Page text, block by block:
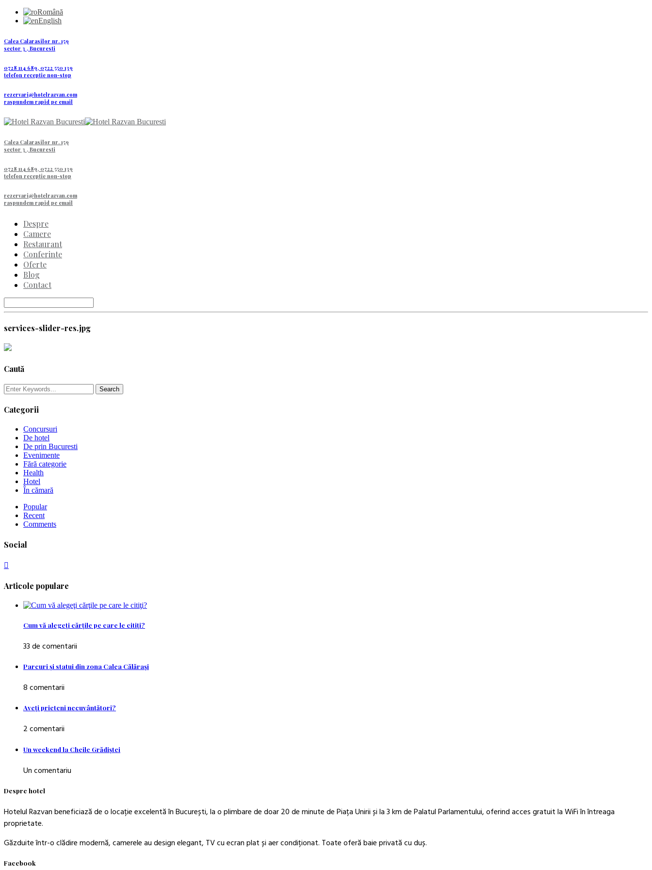
Română
English
Calea Calarasilor nr. 159
sector 3 , Bucuresti
0728 114 689, 0722 550 139
telefon receptie non-stop
rezervari@hotelrazvan.com
raspundem rapid pe email
Calea Calarasilor nr. 159
sector 3 , Bucuresti
0728 114 689, 0722 550 139
telefon receptie non-stop
rezervari@hotelrazvan.com
raspundem rapid pe email
Despre
Camere
Restaurant
Conferinte
Oferte
Blog
Contact
services-slider-res.jpg
Caută
Categorii
Concursuri
De hotel
De prin Bucuresti
Evenimente
Fără categorie
Health
Hotel
În cămară
Popular
Recent
Comments
Social
Articole populare
Cum vă alegeţi cărţile pe care le citiţi?
33 de comentarii
Parcuri şi statui din zona Calea Călăraşi
8 comentarii
Aveţi prieteni necuvântători?
2 comentarii
Un weekend la Cheile Grădiştei
Un comentariu
Despre hotel
Hotelul Razvan beneficiază de o locație excelentă în București, la o plimbare de doar 20 de minute de Piața Unirii și la 3 km de Palatul Parlamentului, oferind acces gratuit la WiFi în întreaga
proprietate.
Găzduite într-o clădire modernă, camerele au design elegant, TV cu ecran plat și aer condiționat. Toate oferă baie privată cu duș.
Facebook